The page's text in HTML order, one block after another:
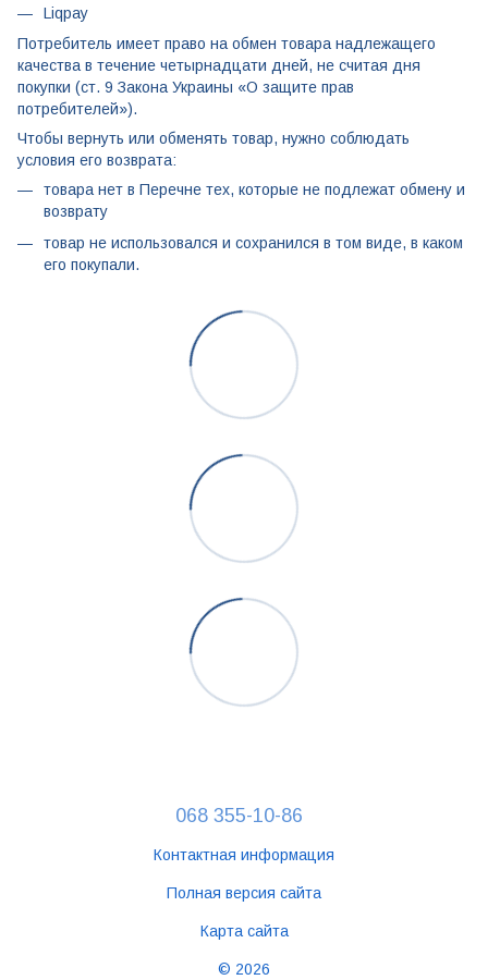
Liqpay
Потребитель имеет право на обмен товара надлежащего
качества в течение четырнадцати дней, не считая дня
покупки (ст. 9 Закона Украины «О защите прав
потребителей»).
Чтобы вернуть или обменять товар, нужно соблюдать
условия его возврата:
товара нет в Перечне тех, которые не подлежат обмену и
возврату
товар не использовался и сохранился в том виде, в каком
его покупали.
068 355-10-86
Контактная информация
Полная версия сайта
Карта сайта
© 2026